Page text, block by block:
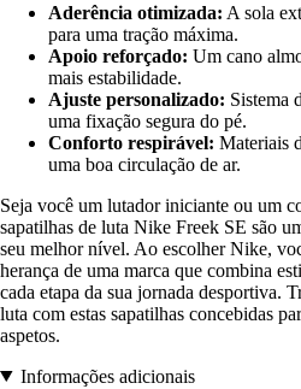
Aderência otimizada: A sola
para uma tração máxima.
Apoio reforçado: Um cano
mais estabilidade.
Ajuste personalizado: Sistema
uma fixação segura do pé.
Conforto respirável: Materiais
uma boa circulação de ar.
Seja você um lutador iniciante ou um
sapatilhas de luta Nike Freek SE são
seu melhor nível. Ao escolher Nike,
herança de uma marca que combina
cada etapa da sua jornada desportiva.
luta com estas sapatilhas concebidas
aspetos.
Informações adicionais